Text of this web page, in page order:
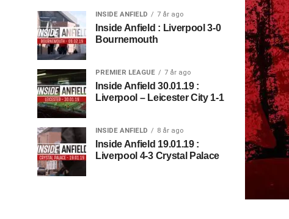
INSIDE ANFIELD 7 år ago
Inside Anfield : Liverpool 3-0
Bournemouth
PREMIER LEAGUE 7 år ago
Inside Anfield 30.01.19 :
Liverpool – Leicester City 1-1
INSIDE ANFIELD 8 år ago
Inside Anfield 19.01.19 :
Liverpool 4-3 Crystal Palace